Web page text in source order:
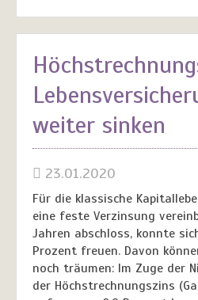
weiter sinken
23.01.2020
Für die klassische
eine feste Verzinsung
Jahren abschloss, konnte
Prozent freuen. Davon
noch träumen: Im Zuge der
der Höchstrechnungszins